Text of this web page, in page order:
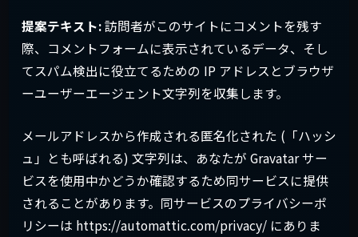
提案テキスト:訪問者がこのサイトにコメントを残す
際、コメントフォームに表示されているデータ、そし
てスパム検出に役立てるための IP アドレスとブラウザ
ーユーザーエージェント文字列を収集します。
メールアドレスから作成される匿名化された (「ハッシ
ュ」とも呼ばれる) 文字列は、あなたが Gravatar サー
ビスを使用中かどうか確認するため同サービスに提供
されることがあります。同サービスのプライバシーポ
リシーは https://automattic.com/privacy/ にありま